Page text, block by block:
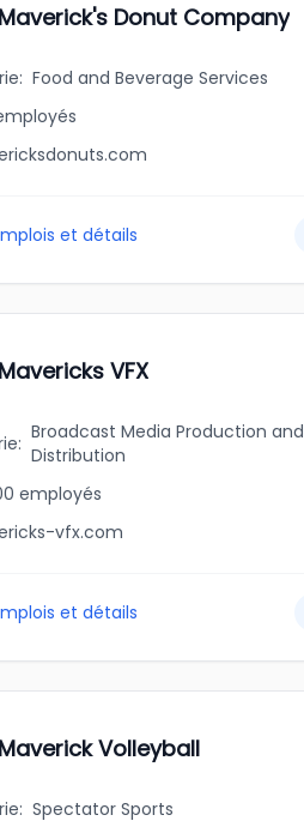
Maverick's Donut Company
: Food and Beverage Services
et détails
Mavericks VFX
: Broadcast Media Production and
Distribution
employés
vfx.com
et détails
Maverick Volleyball
: Spectator Sports